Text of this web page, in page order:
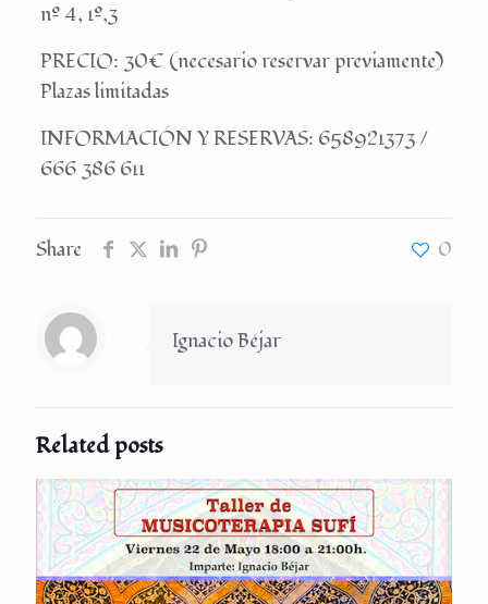
nº 4, 1º,3
PRECIO: 30€ (necesario reservar previamente)
Plazas limitadas
INFORMACIÓN Y RESERVAS: 658921373 /
666 386 611
Share 0
Ignacio Béjar
Related posts